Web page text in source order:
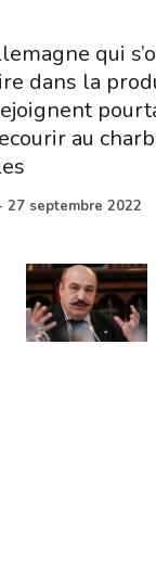
qui
dans la
au
27 septembre 2022